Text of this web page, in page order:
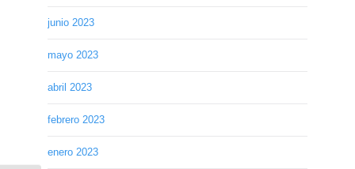
junio 2023
mayo 2023
abril 2023
febrero 2023
enero 2023